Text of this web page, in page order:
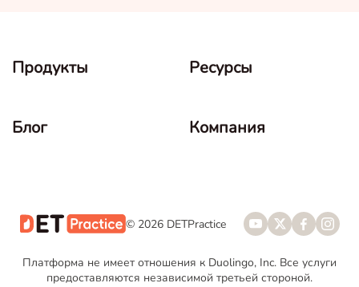
Продукты Ресурсы
Блог Компания
© 2026 DETPractice
Платформа не имеет отношения к Duolingo, Inc. Все услуги
предоставляются независимой третьей стороной.